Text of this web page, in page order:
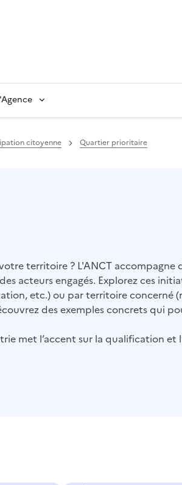
citoyenne Quartier prioritaire
territoire ? L'ANCT accompagne
acteurs engagés. Explorez ces
etc.) ou par territoire concerné
des exemples concrets qui
met l’accent sur la qualification et